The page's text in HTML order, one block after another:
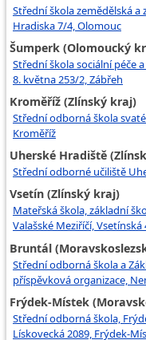
Střední škola zemědělská a
Hradiska 7/4, Olomouc
Šumperk (Olomoucký
Střední škola sociální péče
8. května 253/2, Zábřeh
Kroměříž (Zlínský kraj)
Střední odborná škola
Kroměříž
Uherské Hradiště
Střední odborné učiliště
Vsetín (Zlínský kraj)
Mateřská škola, základní
Valašské Meziříčí,
Bruntál
Střední odborná škola a
příspěvková organizace,
Frýdek-Místek
Střední odborná škola,
Lískovecká 2089, Frýdek-